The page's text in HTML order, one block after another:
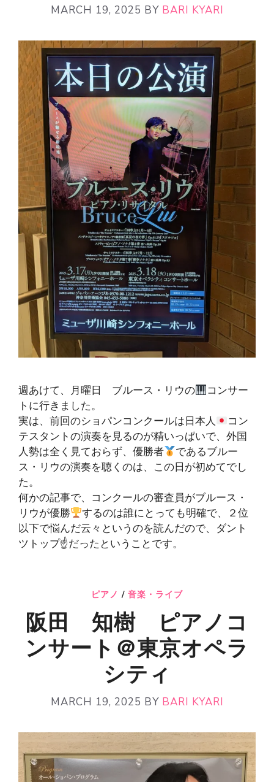
MARCH 19, 2025 BY BARI KYARI
週あけて、月曜日 ブルース・リウの
コンサー
トに行きました。
実は、前回のショパンコンクールは日本人
コン
テスタントの演奏を見るのが精いっぱいで、外国
人勢は全く見ておらず、優勝者
であるブルー
ス・リウの演奏を聴くのは、この日が初めてでし
た。
何かの記事で、コンクールの審査員がブルース・
リウが優勝
するのは誰にとっても明確で、２位
以下で悩んだ云々というのを読んだので、ダント
ツトップ☝だったということです。
ピアノ / 音楽・ライブ
阪田 知樹 ピアノコ
ンサート＠東京オペラ
シティ
MARCH 19, 2025 BY BARI KYARI